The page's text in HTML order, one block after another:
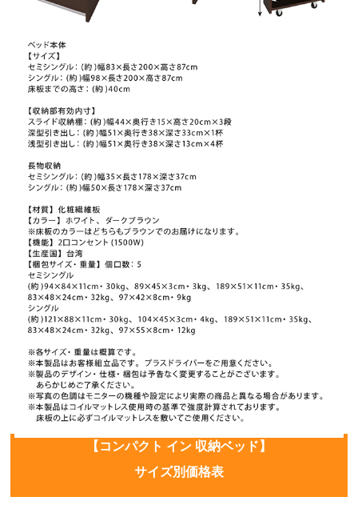
【コンパクト イン 収納ベッド】
サイズ別価格表